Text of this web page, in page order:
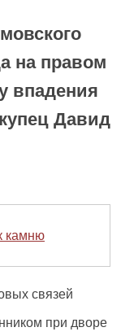
на правом
впадения
Давид
камню
связей
при дворе